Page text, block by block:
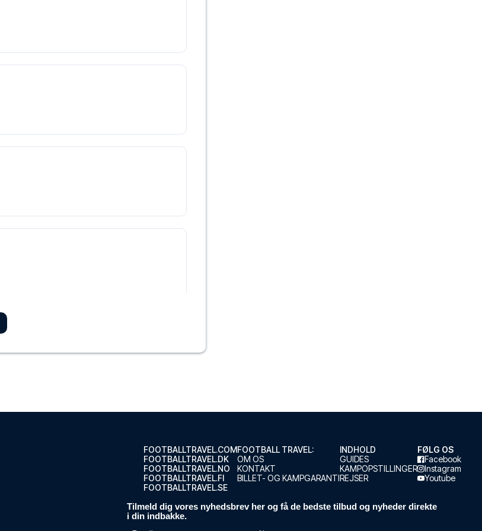
FOOTBALLTRAVEL.COM
FOOTBALLTRAVEL.DK
FOOTBALLTRAVEL.NO
FOOTBALLTRAVEL.FI
FOOTBALLTRAVEL.SE
FOOTBALL TRAVEL:
OM OS
KONTAKT
BILLET- OG KAMPGARANTI
INDHOLD
GUIDES
KAMPOPSTILLINGER
REJSER
FØLG OS
Facebook
Instagram
Youtube
Tilmeld dig vores nyhedsbrev her og få de bedste tilbud og nyheder direkte
i din indbakke.